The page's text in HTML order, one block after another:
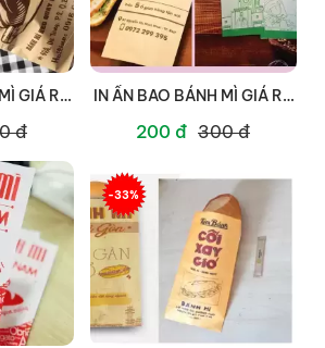
GIÁ RẺ
đ
IN ẤN BAO BÁNH MÌ GIÁ RẺ
200 đ 300 đ
-33%